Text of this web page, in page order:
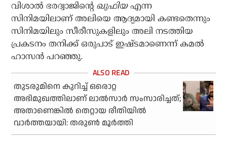
വിശാല്‍ ഭരദ്വാജിന്റെ ഖുഫിയഎന്ന
സിനിമയിലാണ് അലിയെ ആദ്യമായി കണ്ടതെന്നും
സിനിമയിലും സീരീസുകളിലും അലി നടത്തിയ
പ്രകടനം തനിക്ക് ഒരുപാട് ഇഷ്ടമാണെന്ന് കമല്‍
ഹാസന്‍ പറഞ്ഞു.
തുടരുമിനെ കുറിച്ച് ഒരൊറ്റ
അഭിമുഖത്തിലാണ് ലാല്‍സാര്‍ സംസാരിച്ചത്;
അതാണെങ്കില്‍ തെറ്റായ രീതിയില്‍
വാര്‍ത്തയായി: തരുണ്‍ മൂര്‍ത്തി